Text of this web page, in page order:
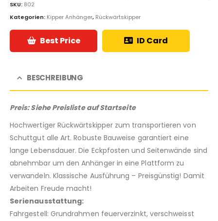
SKU: 802
Kategorien: Kipper Anhänger, Rückwärtskipper
Best Price ID Card
BESCHREIBUNG
Preis: Siehe Preisliste auf Startseite
Hochwertiger Rückwärtskipper zum transportieren von
Schuttgut alle Art. Robuste Bauweise garantiert eine
lange Lebensdauer. Die Eckpfosten und Seitenwände sind
abnehmbar um den Anhänger in eine Plattform zu
verwandeln. Klassische Ausführung – Preisgünstig! Damit
Arbeiten Freude macht!
Serienausstattung:
Fahrgestell: Grundrahmen feuerverzinkt, verschweisst